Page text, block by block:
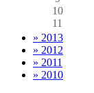
10
11
» 2013
» 2012
» 2011
» 2010